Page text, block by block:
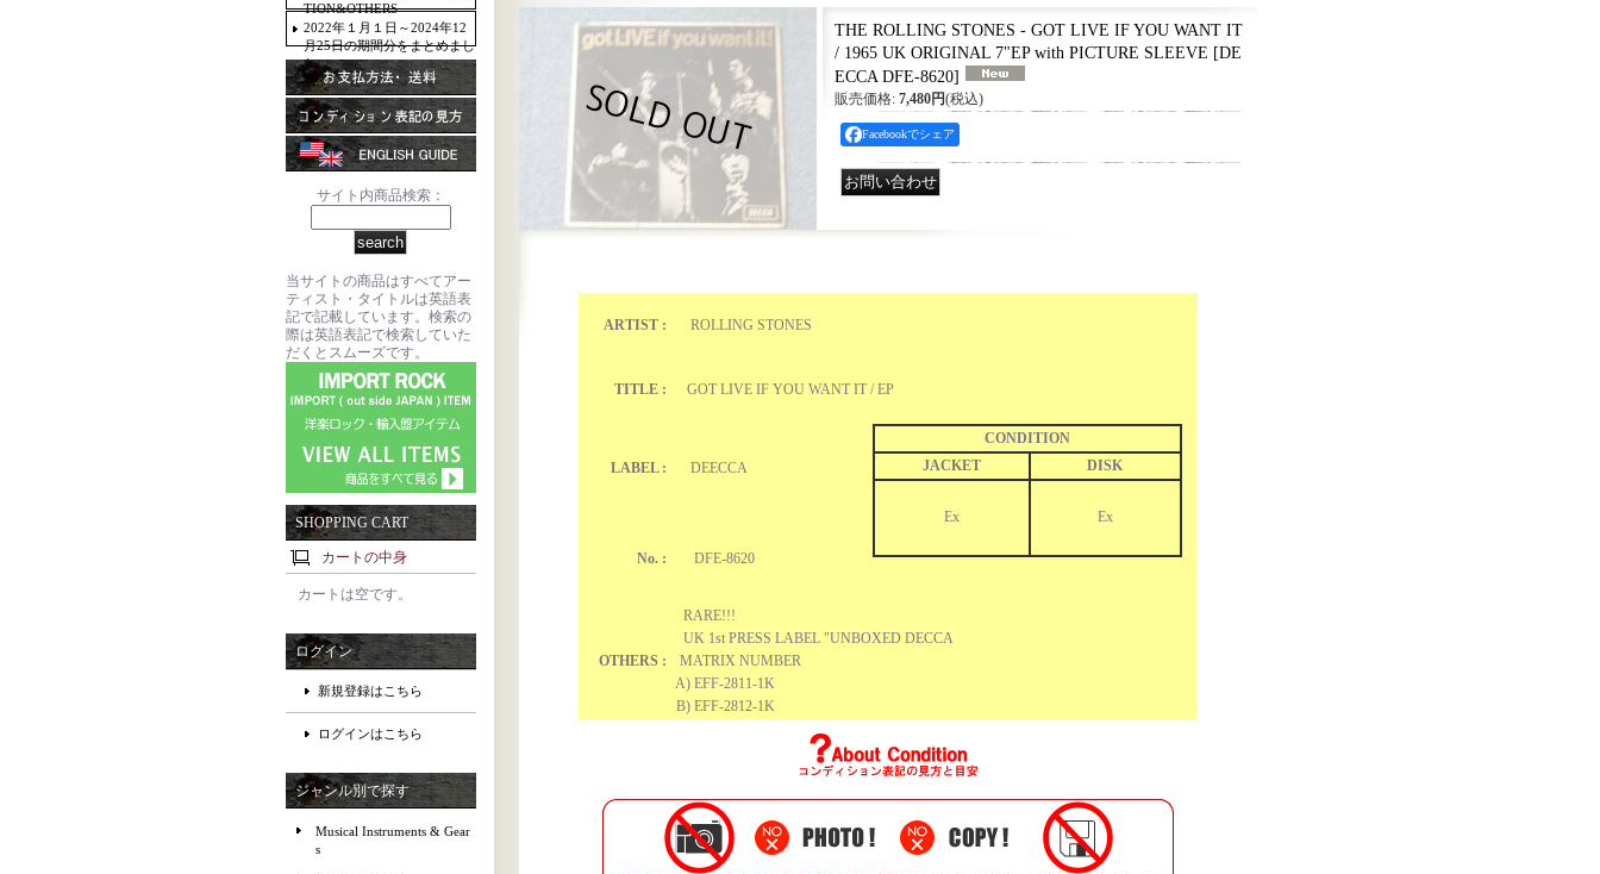
TION&OTHERS
2022年１月１日～2024年12
月25日の期間分をまとめまし
た。
サイト内商品検索：
当サイトの商品はすべてアー
ティスト・タイトルは英語表
記で記載しています。検索の
際は英語表記で検索していた
だくとスムーズです。
SHOPPING CART
カートの中身
カートは空です。
ログイン
新規登録はこちら
ログインはこちら
ジャンル別で探す
Musical Instruments & Gear
s
THE ROLLING STONES - GOT LIVE IF YOU WANT IT
/ 1965 UK ORIGINAL 7"EP with PICTURE SLEEVE [DE
ECCA DFE-8620]
販売価格: 7,480円(税込)
Facebookでシェア
ARTIST : ROLLING STONES
TITLE : GOT LIVE IF YOU WANT IT / EP
LABEL : DEECCA
CONDITION
JACKET
DISK
Ex Ex
No. : DFE-8620
OTHERS :
RARE!!!
UK 1st PRESS LABEL "UNBOXED DECCA
MATRIX NUMBER
A) EFF-2811-1K
B) EFF-2812-1K